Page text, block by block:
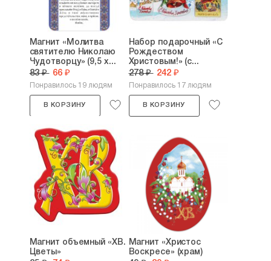
Магнит «Молитва
святителю Николаю
Чудотворцу» (9,5 х...
83 ₽ 66 ₽
Понравилось 19 людям
В КОРЗИНУ
Набор подарочный «С
Рождеством
Христовым!» (с...
278 ₽ 242 ₽
Понравилось 17 людям
В КОРЗИНУ
Магнит объемный «ХВ.
Цветы»
Магнит «Христос
Воскресе» (храм)